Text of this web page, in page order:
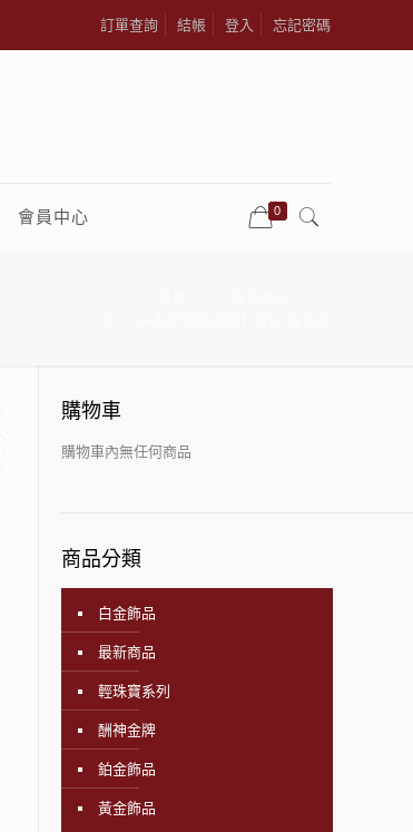
訂單查詢 結帳 登入 忘記密碼
會員中心 0
購物車
購物車內無任何商品
商品分類
白金飾品
最新商品
輕珠寶系列
酬神金牌
鉑金飾品
黃金飾品